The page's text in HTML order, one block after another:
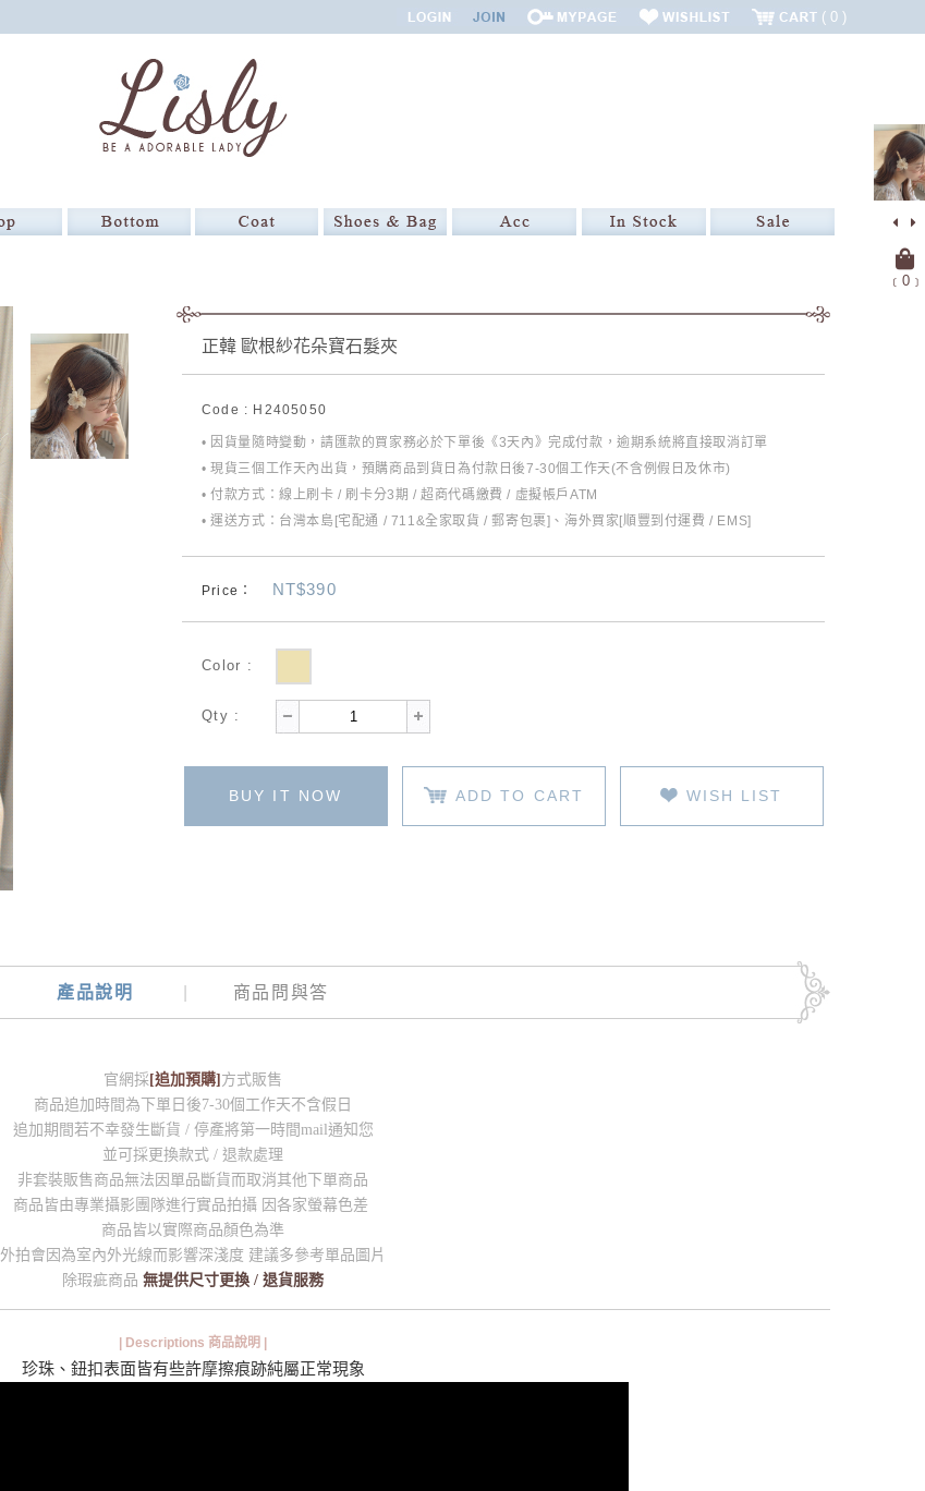
0
﹝ 0﹞
正韓 歐根紗花朵寶石髮夾
Code : H2405050
• 因貨量隨時變動，請匯款的買家務必於下單後《3天內》完成付款，逾期系統將直接取消訂單
• 現貨三個工作天內出貨，預購商品到貨日為付款日後7-30個工作天(不含例假日及休市)
• 付款方式：線上刷卡 / 刷卡分3期 / 超商代碼繳費 / 虛擬帳戶ATM
• 運送方式：台灣本島[宅配通 / 711&全家取貨 / 郵寄包裹]、海外買家[順豐到付運費 / EMS]
Price： NT$390
Color :
Qty :
BUY IT NOW ADD TO CART WISH LIST
產品說明 商品問與答
官網採 [追加預購] 方式販售
商品追加時間為下單日後7-30個工作天不含假日
追加期間若不幸發生斷貨 / 停產將第一時間mail通知您
並可採更換款式 / 退款處理
非套裝販售商品無法因單品斷貨而取消其他下單商品
商品皆由專業攝影團隊進行實品拍攝 因各家螢幕色差
商品皆以實際商品顏色為準
外拍會因為室內外光線而影響深淺度 建議多參考單品圖片
除瑕疵商品 無提供尺寸更換 / 退貨服務
| Descriptions 商品說明 |
珍珠、鈕扣表面皆有些許摩擦痕跡純屬正常現象